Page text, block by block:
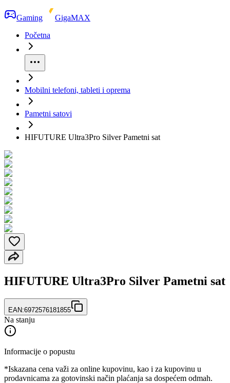
Gaming
GigaMAX
Početna
Mobilni telefoni, tableti i oprema
Pametni satovi
HIFUTURE Ultra3Pro Silver Pametni sat
HIFUTURE Ultra3Pro Silver Pametni sat
EAN:6972576181855
Na stanju
Informacije o popustu
*Iskazana cena važi za online kupovinu, kao i za kupovinu u
prodavnicama za gotovinski način plaćanja sa dospećem odmah.